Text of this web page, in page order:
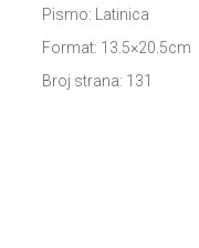
Pismo: Latinica
Format: 13.5×20.5cm
Broj strana: 131